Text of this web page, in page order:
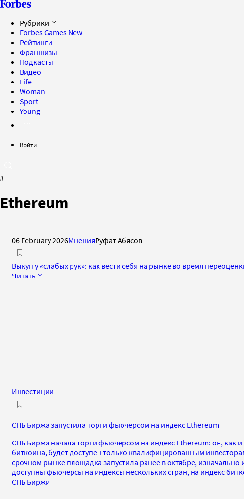
Рубрики
Forbes Games New
Рейтинги
Франшизы
Подкасты
Видео
Life
Woman
Sport
Young
Войти
#
Ethereum
06 February 2026МненияРуфат Абясов
Выкуп у «слабых рук»: как вести себя на рынке во время
Читать
Инвестиции
СПБ Биржа запустила торги фьючерсом на индекс Ethereum
СПБ Биржа начала торги фьючерсом на индекс Ethereum: он, как и
биткоина, будет доступен только квалифицированным
срочном рынке площадка запустила ранее в октябре, изначально
доступны фьючерсы на индексы нескольких стран, на индекс
СПБ Биржи